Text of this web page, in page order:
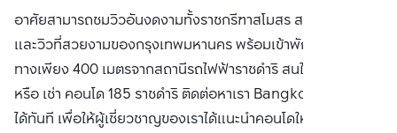
อาศัยสามารถชมวิวอันงดงามทั้งราชกรีฑาสโมสร สวนลุมพินี
และวิวที่สวยงามของกรุงเทพมหานคร พร้อมเข้าพักอาศัย เดิน
ทางเพียง 400 เมตรจากสถานีรถไฟฟ้าราชดำริ สนใจ ซื้อ ขาย
หรือ เช่า คอนโด 185 ราชดำริ ติดต่อหาเรา Bangkok CitiSmart
ได้ทันที เพื่อให้ผู้เชี่ยวชาญของเราได้แนะนำคอนโดให้กับท่าน